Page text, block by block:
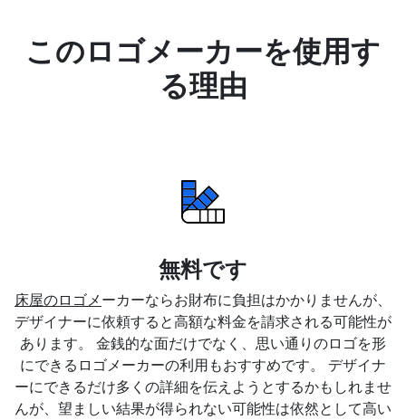
このロゴメーカーを使用す
る理由
無料です
床屋のロゴメ ーカーならお財布に負担はかかりませんが、
デザイナーに依頼すると高額な料金を請求される可能性が
あります。 金銭的な面だけでなく、思い通りのロゴを形
にできるロゴメーカーの利用もおすすめです。 デザイナ
ーにできるだけ多くの詳細を伝えようとするかもしれませ
んが、望ましい結果が得られない可能性は依然として高い